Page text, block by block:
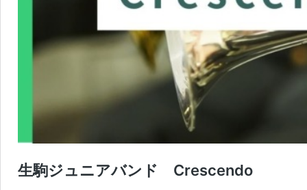
生駒ジュニアバンド Crescendo